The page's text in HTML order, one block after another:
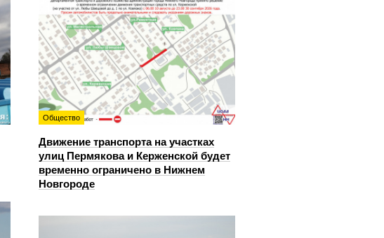
Общество
Движение транспорта на участках
улиц Пермякова и Керженской будет
временно ограничено в Нижнем
Новгороде